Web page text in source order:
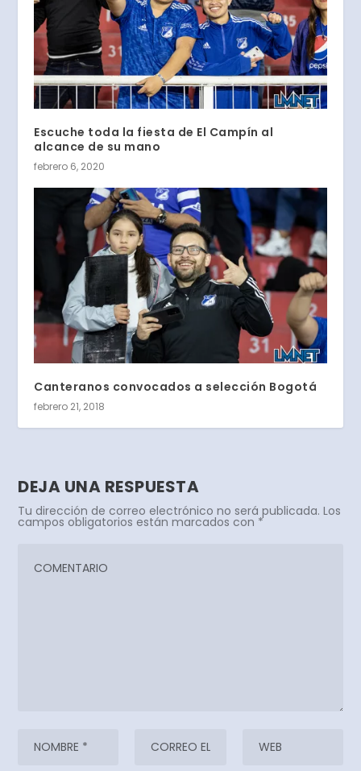
Escuche toda la fiesta de El Campín al
alcance de su mano
febrero 6, 2020
Canteranos convocados a selección Bogotá
febrero 21, 2018
DEJA UNA RESPUESTA
Tu dirección de correo electrónico no será publicada. Los
campos obligatorios están marcados con *